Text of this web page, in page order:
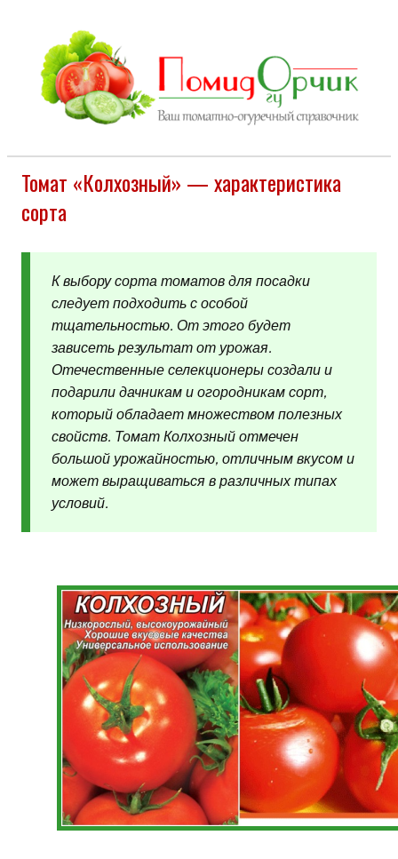
Томат «Колхозный» — характеристика
сорта
К выбору сорта томатов для посадки
следует подходить с особой
тщательностью. От этого будет
зависеть результат от урожая.
Отечественные селекционеры создали и
подарили дачникам и огородникам сорт,
который обладает множеством полезных
свойств. Томат Колхозный отмечен
большой урожайностью, отличным вкусом и
может выращиваться в различных типах
условий.